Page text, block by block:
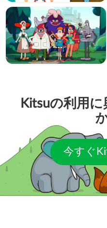
Kitsuの利用
今すぐ